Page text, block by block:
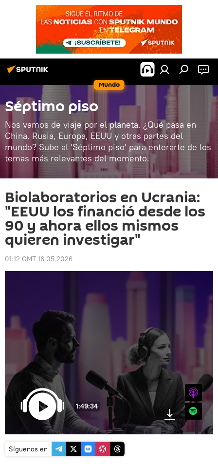
Mundo
Séptimo piso
Nos vamos de viaje por el planeta. ¿Qué pasa en
China, Rusia, Europa, EEUU y otras partes del
mundo? Sube al 'Séptimo piso' para enterarte de los
temas más relevantes del momento.
Biolaboratorios en Ucrania:
"EEUU los financió desde los
90 y ahora ellos mismos
quieren investigar"
01:12 GMT 16.05.2026
1:49:34
iTunes
Spotify
Síguenos en